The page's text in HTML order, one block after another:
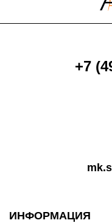
счет в течение 5-30+7
ИНФОРМАЦИЯ